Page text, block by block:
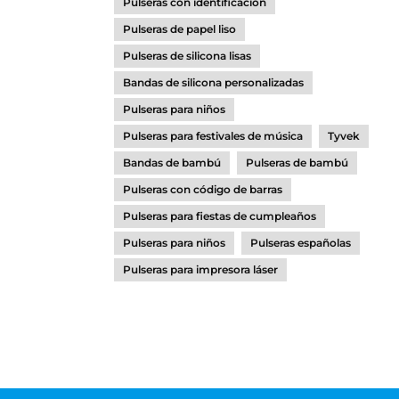
Pulseras de papel liso
Pulseras de silicona lisas
Bandas de silicona personalizadas
Pulseras para niños
Pulseras para festivales de música
Tyvek
Bandas de bambú
Pulseras de bambú
Pulseras con código de barras
Pulseras para fiestas de cumpleaños
Pulseras para niños
Pulseras españolas
Pulseras para impresora láser